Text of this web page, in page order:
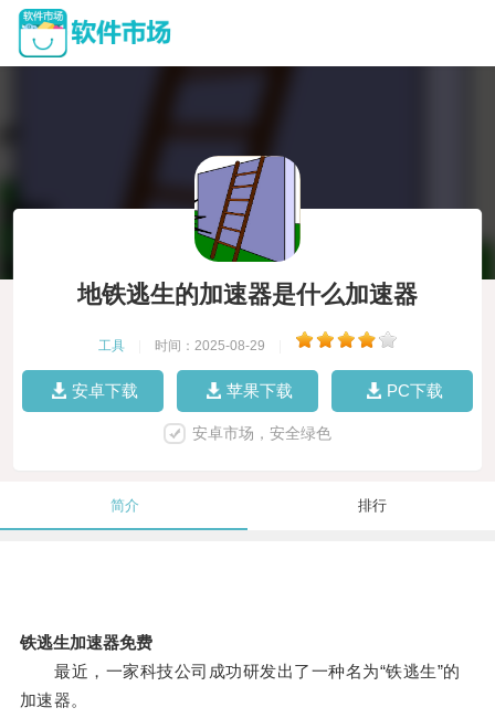
地铁逃生的加速器是什么加速器
工具 时间：2025-08-29
安卓下载 苹果下载 PC下载
安卓市场，安全绿色
简介 排行
铁逃生加速器免费
最近，一家科技公司成功研发出了一种名为“铁逃生”的
加速器。